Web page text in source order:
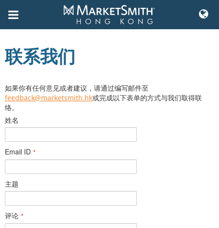
content
联系我们
如果你有任何意见或者建议，请通过编写邮件至
feedback@marketsmith.hk或完成以下表单的方式与我们取得联
络。
姓名
Email ID *
主题
评论 *